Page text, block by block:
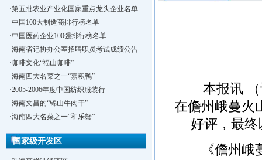
·第五批农业产业化国家重点龙头企业名单
·中国100大制造商排行榜名单
·中国医药企业100强排行榜名单
·海南省记协办公室招聘职员考试成绩公告
·咖啡文化“福山咖啡”
·海南四大名菜之一“嘉积鸭”
·2005-2006年度中国纺织服装行
·海南文昌的“锦山牛肉干”
·海南四大名菜之一“和乐蟹”
国家级开发区
洋浦不断延伸产业链，推进一批石化产业
海口今年将投入44.4亿元推进江东新
新加坡海口国家高新区国际创新创业中心
狮子岭工业园： 新能源产业发展集
“四个瞄向”提高招商质量,3央企生产
昆明经济技术开发区
·遵义经济技术开发区
·海南洋浦经济开发区
本报讯 （
在儋州峨蔓火
好评，最终
《儋州峨蔓